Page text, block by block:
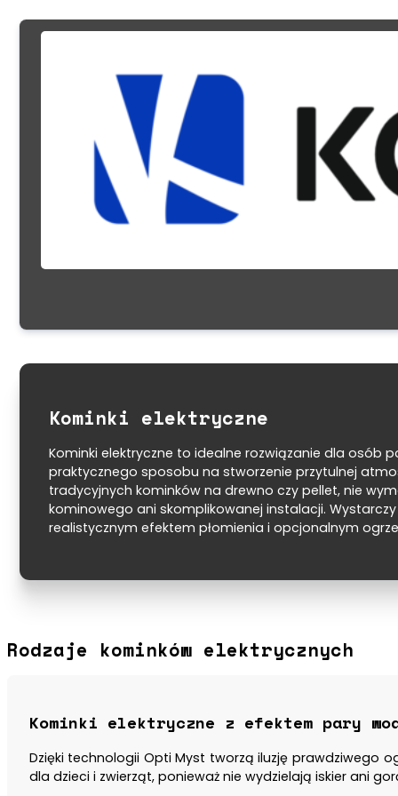
Kominki elektryczne
Kominki elektryczne to idealne rozwiązanie dla osób
praktycznego sposobu na stworzenie przytulnej
tradycyjnych kominków na drewno czy pellet, nie
kominowego ani skomplikowanej instalacji.
realistycznym efektem płomienia i opcjonalnym
Rodzaje kominków elektrycznych
Kominki elektryczne z efektem pary
Dzięki technologii Opti Myst tworzą iluzję prawdziwego
dla dzieci i zwierząt, ponieważ nie wydzielają iskier ani